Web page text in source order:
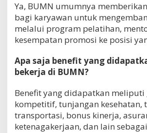
Ya, BUMN umumnya
bagi karyawan untuk
melalui program pelatihan,
kesempatan promosi ke posisi
Apa saja benefit yang
bekerja di BUMN?
Benefit yang didapatkan meliputi
kompetitif, tunjangan kesehatan,
transportasi, bonus kinerja,
ketenagakerjaan, dan lain